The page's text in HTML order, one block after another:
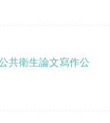
共衛生論文寫作公